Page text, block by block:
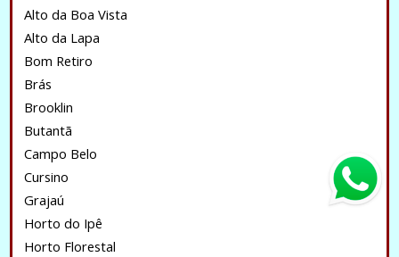
Alto da Boa Vista
Alto da Lapa
Bom Retiro
Brás
Brooklin
Butantã
Campo Belo
Cursino
Grajaú
Horto do Ipê
Horto Florestal